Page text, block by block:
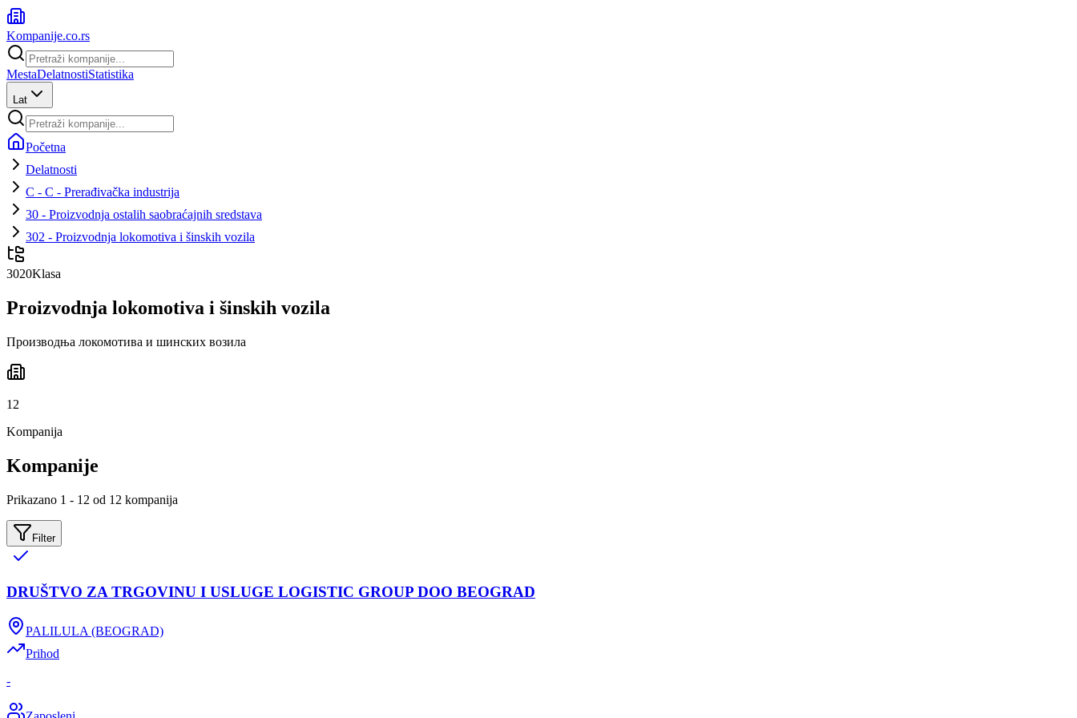
Kompanije.co.rs
MestaDelatnostiStatistika
Lat
Početna
Delatnosti
C - C - Prerađivačka industrija
30 - Proizvodnja ostalih saobraćajnih sredstava
302 - Proizvodnja lokomotiva i šinskih vozila
3020Klasa
Proizvodnja lokomotiva i šinskih vozila
Производња локомотива и шинских возила
12
Kompanija
Kompanije
Prikazano 1 - 12 od 12 kompanija
Filter
DRUŠTVO ZA TRGOVINU I USLUGE LOGISTIC GROUP DOO BEOGRAD
PALILULA (BEOGRAD)
Prihod
-